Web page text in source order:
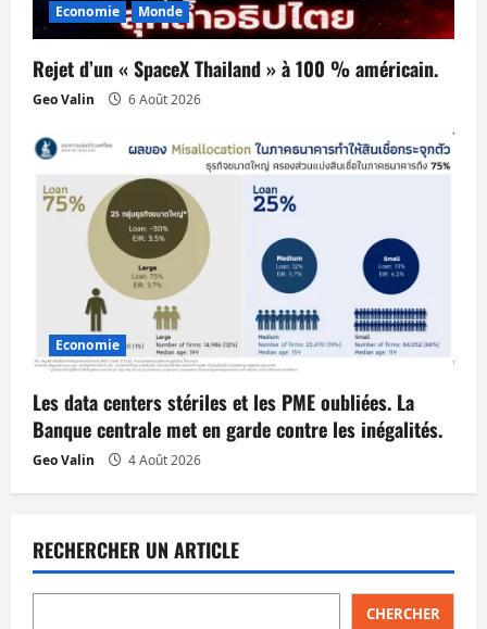
Economie Monde
Rejet d’un « SpaceX Thailand » à 100 % américain.
Geo Valin 6 Août 2026
Economie
Les data centers stériles et les PME oubliées. La
Banque centrale met en garde contre les inégalités.
Geo Valin 4 Août 2026
RECHERCHER UN ARTICLE
CHERCHER